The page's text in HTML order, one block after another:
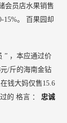
会员店水果销售
15%。
百果园却
” ，本应通过价
元/斤的海南金钻
钱大妈仅售15.6
的 格言 ： 忠诚